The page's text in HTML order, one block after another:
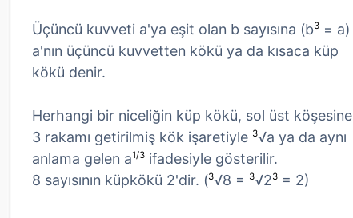
Üçüncü kuvveti a'ya eşit olan b sayısına (b3 = a)
a'nın üçüncü kuvvetten kökü ya da kısaca küp
kökü denir.
Herhangi bir niceliğin küp kökü, sol üst köşesine
3 rakamı getirilmiş kök işaretiyle 3√a ya da aynı
anlama gelen a1/3 ifadesiyle gösterilir.
8 sayısının küpkökü 2'dir. (3√8 = 3√23 = 2)